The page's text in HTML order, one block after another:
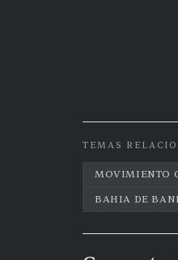
TEMAS
MOVIMIENTO
BAHIA DE